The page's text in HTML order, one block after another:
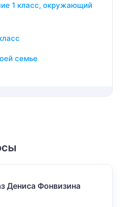
1 класс, окружающий
семье
Дениса Фонвизина